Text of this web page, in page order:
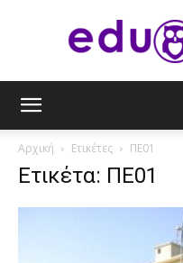
Αρχική Ετικέτες ΠΕ01
Ετικέτα: ΠΕ01